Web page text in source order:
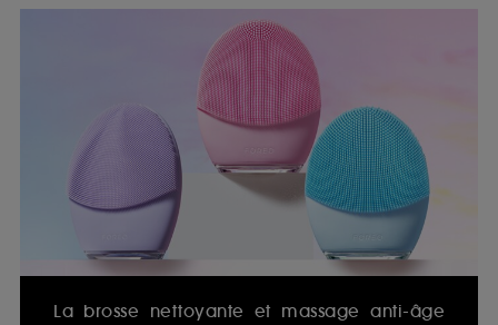
La brosse nettoyante et massage anti-âge